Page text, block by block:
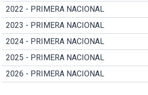
2022 - PRIMERA NACIONAL
2023 - PRIMERA NACIONAL
2024 - PRIMERA NACIONAL
2025 - PRIMERA NACIONAL
2026 - PRIMERA NACIONAL